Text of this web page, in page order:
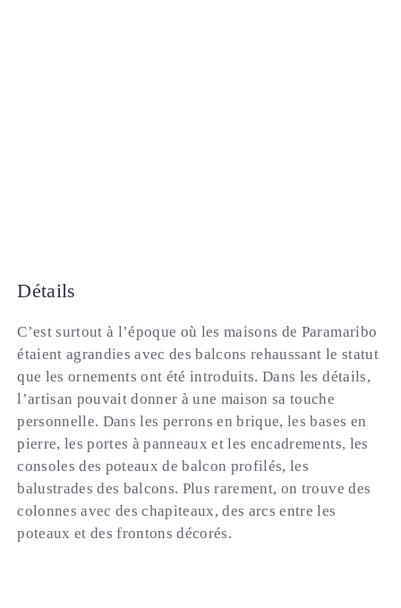
Détails
C’est surtout à l’époque où les maisons de Paramaribo
étaient agrandies avec des balcons rehaussant le statut
que les ornements ont été introduits. Dans les détails,
l’artisan pouvait donner à une maison sa touche
personnelle. Dans les perrons en brique, les bases en
pierre, les portes à panneaux et les encadrements, les
consoles des poteaux de balcon profilés, les
balustrades des balcons. Plus rarement, on trouve des
colonnes avec des chapiteaux, des arcs entre les
poteaux et des frontons décorés.